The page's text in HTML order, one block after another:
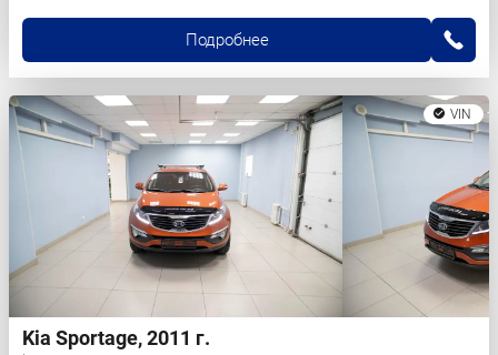
Подробнее
VIN
Kia Sportage, 2011 г.